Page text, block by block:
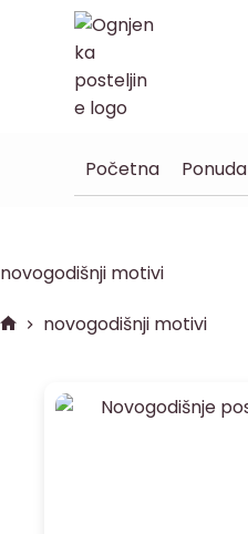
Početna Ponuda
novogodišnji motivi
novogodišnji motivi